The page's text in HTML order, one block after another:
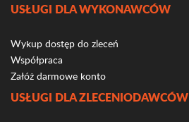
USŁUGI DLA WYKONAWCÓW
Wykup dostęp do zleceń
Współpraca
Załóż darmowe konto
USŁUGI DLA ZLECENIODAWCÓW